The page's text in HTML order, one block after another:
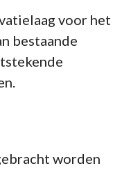
voor het
bestaande
worden